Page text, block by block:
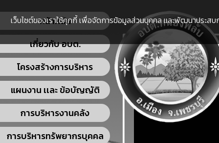
หน้าหลัก
เกี่ยวกับ อบต.
โครงสร้างการบริหาร
แผนงาน เเละ ข้อบัญญัติ
การบริหารงานคลัง
การบริหารทรัพยากรบุคคล
เว็บไซต์ของเราใช้คุกกี้ เพื่อจัดการข้อมูลส่วนบุคคล และพัฒนาประส